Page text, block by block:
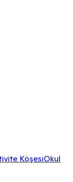
KöşesiOkul